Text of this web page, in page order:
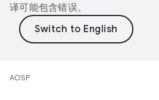
译可能包含错误。
AOSP